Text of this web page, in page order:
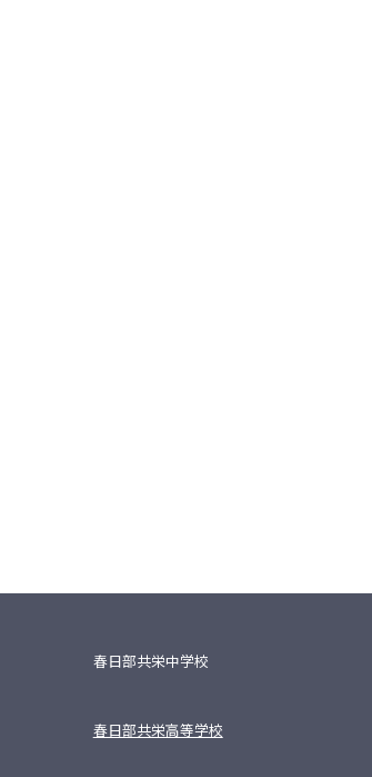
春日部共栄中学校
春日部共栄高等学校